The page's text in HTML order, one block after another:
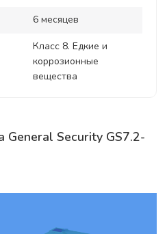
6 месяцев
Класс 8. Едкие и
коррозионные
вещества
General Security GS7.2-